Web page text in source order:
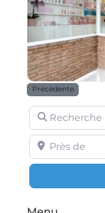
Précédente
Recherche pour
Près de